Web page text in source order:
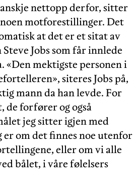
nettopp derfor, sitter
motforestillinger. Det
at det er et sitat av
Jobs som får innlede
«Den mektigste personen i
siteres Jobs på,
mann da han levde. For
de forfører og også
jeg sitter igjen med
om det finnes noe utenfor
eller om vi alle
bålet, i våre følelsers